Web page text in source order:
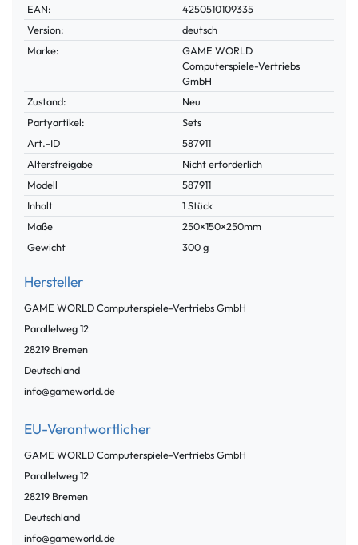
Technisches
Merkmal
Wert
EAN:
4250510109335
Version:
deutsch
Marke:
GAME WORLD
Computerspiele-Vertriebs
GmbH
Zustand:
Neu
Partyartikel:
Sets
Technisches
Merkmal
Wert
Art.-ID
587911
Altersfreigabe
Nicht erforderlich
Modell
587911
Inhalt
1 Stück
Maße
250×150×250mm
Gewicht
300 g
Hersteller
GAME WORLD Computerspiele-Vertriebs GmbH
Parallelweg12
28219 Bremen
Deutschland
info@gameworld.de
EU-Verantwortlicher
GAME WORLD Computerspiele-Vertriebs GmbH
Parallelweg12
28219 Bremen
Deutschland
info@gameworld.de